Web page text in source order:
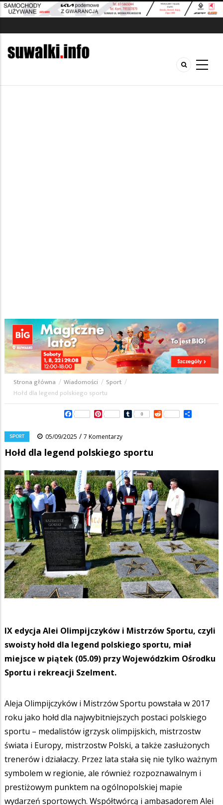
Ścieżka
nawigacyjna
Strona główna / Wiadomości / Sport /
Hołd dla legend polskiego sportu
FacebookPinterestTumblr
0 Reddit
SPORT 05/09/2025 / 7 Komentarzy
Hołd dla legend polskiego sportu
IX edycja Alei Olimpijczyków i Mistrzów Sportu, czyli
swoisty hołd dla legend polskiego sportu, miał
miejsce w piątek (05.09) przy Wojewódzkim Ośrodku
Sportu i rekreacji Szelment.
Aleja Olimpijczyków i Mistrzów Sportu powstała w 2017
roku jako hołd dla najwybitniejszych postaci polskiego
sportu – medalistów igrzysk olimpijskich, mistrzostw
świata i Europy, mistrzostw Polski, a także zasłużonych
trenerów i działaczy. Przez lata stała się nie tylko ważnym
symbolem w regionie, ale również rozpoznawalnym i
prestiżowym punktem na ogólnopolskiej mapie
wydarzeń sportowych. Współtwórcą i ambasadorem Alei